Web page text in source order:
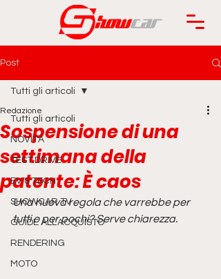
Post
Tutti gli articoli
NOVITÀ
TEST DRIVE
EV & TECH
SHOWCAR TV
GUIDE ALL'ACQUISTO
RENDERING
MOTO
Tutti gli articoli
Sospensione di una
settimana della
patente: È caos
Redazione
Una nuova regola che varrebbe per
tutti o per pochi? Serve chiarezza.